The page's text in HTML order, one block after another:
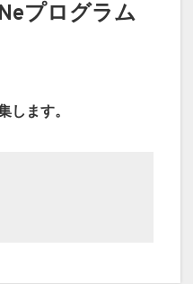
プログラム
ます。